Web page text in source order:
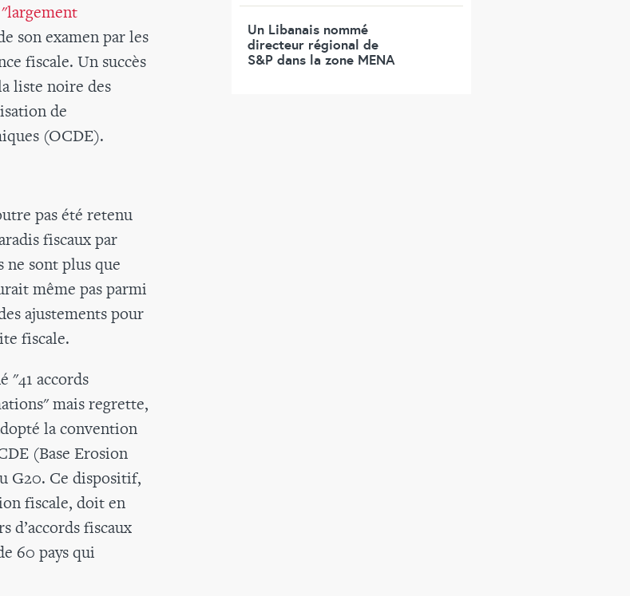
Un Libanais nommé
directeur régional de
S&P dans la zone MENA
son examen par les
fiscale. Un succès
liste noire des
de
(OCDE).
pas été retenu
fiscaux par
ne sont plus que
même pas parmi
ajustements pour
fiscale.
"41 accords
mais regrette,
la convention
(Base Erosion
G20. Ce dispositif,
fiscale, doit en
d’accords fiscaux
60 pays qui